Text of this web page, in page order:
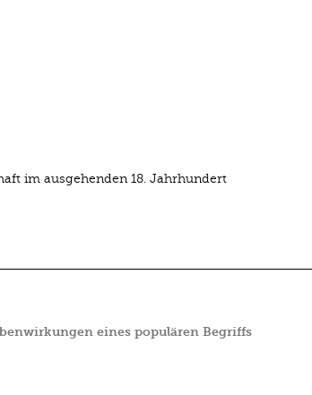
im ausgehenden 18. Jahrhundert
eines populären Begriffs